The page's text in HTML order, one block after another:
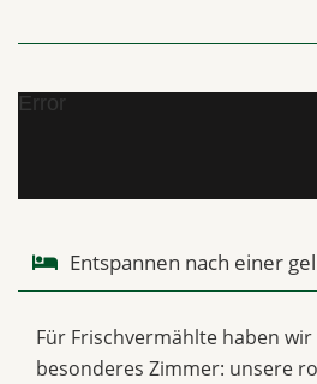
Error
Entspannen nach einer
Für Frischvermählte haben wir
besonderes Zimmer: unsere